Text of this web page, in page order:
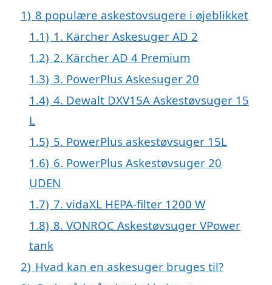
1) 8 populære askestovsugere i øjeblikket
1.1) 1. Kärcher Askesuger AD 2
1.2) 2. Kärcher AD 4 Premium
1.3) 3. PowerPlus Askesuger 20
1.4) 4. Dewalt DXV15A Askestøvsuger 15
L
1.5) 5. PowerPlus askestøvsuger 15L
1.6) 6. PowerPlus Askestøvsuger 20
UDEN
1.7) 7. vidaXL HEPA-filter 1200 W
1.8) 8. VONROC Askestøvsuger VPower
tank
2) Hvad kan en askesuger bruges til?